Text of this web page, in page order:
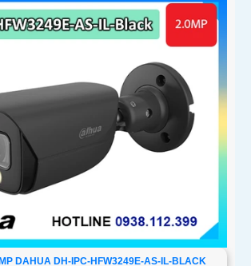
DAHUA DH-IPC-HFW3249E-AS-IL-BLACK